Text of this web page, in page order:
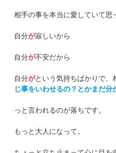
相手の事を本当に愛していて思
自分が寂しいから
自分が不安だから
自分がという気持ちばかりで、
じ事をいわせるの？とかまだ分
っと言われるのが落ちです。
もっと大人になって。